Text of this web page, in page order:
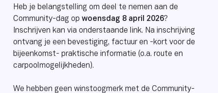
Heb je belangstelling om deel te nemen aan de
Community-dag op woensdag 8 april 2026?
Inschrijven kan via onderstaande link. Na inschrijving
ontvang je een bevestiging, factuur en -kort voor de
bijeenkomst- praktische informatie (o.a. route en
carpoolmogelijkheden).
We hebben geen winstoogmerk met de Community-